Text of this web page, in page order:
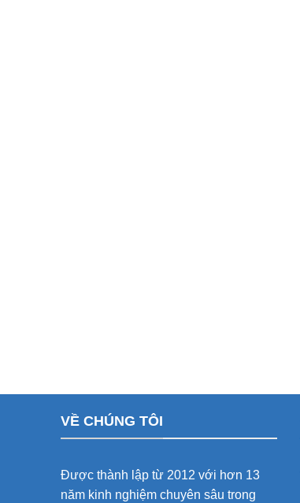
VỀ CHÚNG TÔI
Được thành lập từ 2012 với hơn 13
năm kinh nghiệm chuyên sâu trong